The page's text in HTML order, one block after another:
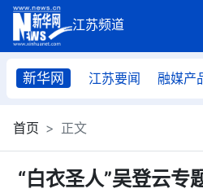
新华网 江苏要闻 融媒产
首页 正文
“白衣圣人”吴登云专